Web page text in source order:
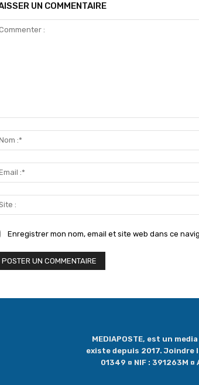
UN COMMENTAIRE
Enregistrer mon nom, email et site web dans ce
MEDIAPOSTE, est un
existe depuis 2017. Joindre
01349 ¤ NIF : 391263M